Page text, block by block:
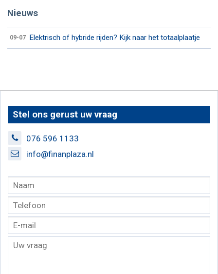
Nieuws
09-07 Elektrisch of hybride rijden? Kijk naar het totaalplaatje
Stel ons gerust uw vraag
076 596 1133
info@finanplaza.nl